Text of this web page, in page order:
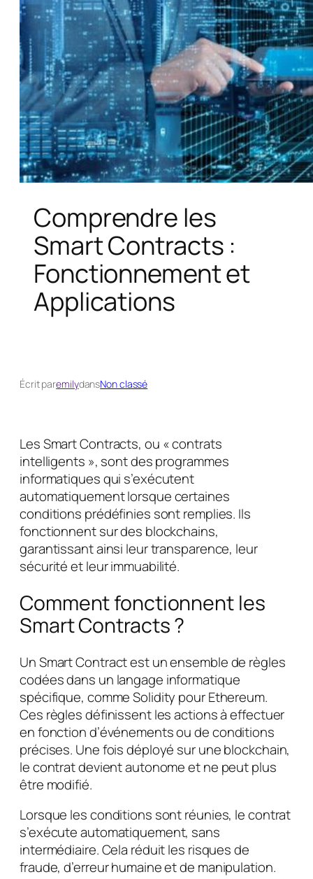
Comprendre les
Smart Contracts :
Fonctionnement et
Applications
Écrit paremilydansNon classé
Les Smart Contracts, ou « contrats
intelligents », sont des programmes
informatiques qui s’exécutent
automatiquement lorsque certaines
conditions prédéfinies sont remplies. Ils
fonctionnent sur des blockchains,
garantissant ainsi leur transparence, leur
sécurité et leur immuabilité.
Comment fonctionnent les
Smart Contracts ?
Un Smart Contract est un ensemble de règles
codées dans un langage informatique
spécifique, comme Solidity pour Ethereum.
Ces règles définissent les actions à effectuer
en fonction d’événements ou de conditions
précises. Une fois déployé sur une blockchain,
le contrat devient autonome et ne peut plus
être modifié.
Lorsque les conditions sont réunies, le contrat
s’exécute automatiquement, sans
intermédiaire. Cela réduit les risques de
fraude, d’erreur humaine et de manipulation.